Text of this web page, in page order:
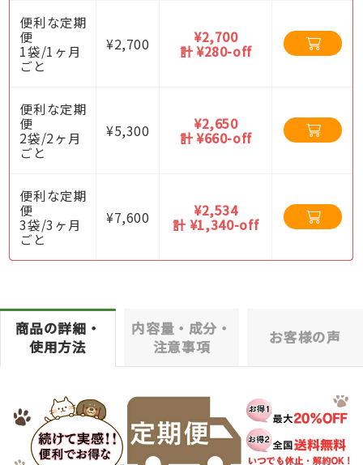
便利な定期
便
1袋/1ヶ月
ごと
¥2,700
¥2,700
計 ¥280-off
便利な定期
便
2袋/2ヶ月
ごと
¥5,300
¥2,650
計 ¥660-off
便利な定期
便
3袋/3ヶ月
ごと
¥7,600
¥2,534
計 ¥1,340-off
商品の詳細・
使用方法
内容量・成分・
注意事項
お客様の声